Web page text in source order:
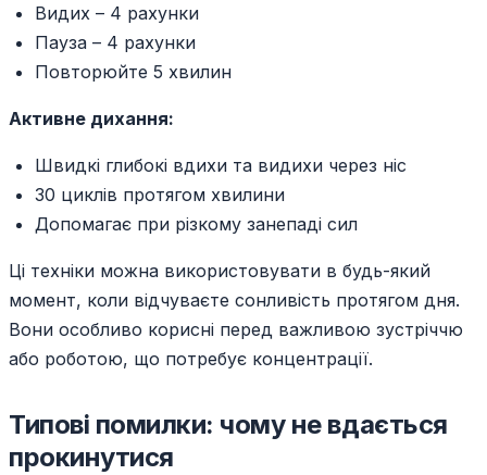
Видих – 4 рахунки
Пауза – 4 рахунки
Повторюйте 5 хвилин
Активне дихання:
Швидкі глибокі вдихи та видихи через ніс
30 циклів протягом хвилини
Допомагає при різкому занепаді сил
Ці техніки можна використовувати в будь-який
момент, коли відчуваєте сонливість протягом дня.
Вони особливо корисні перед важливою зустріччю
або роботою, що потребує концентрації.
Типові помилки: чому не вдається
прокинутися